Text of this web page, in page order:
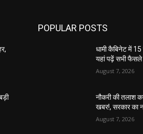
POPULAR POSTS
धामी कैबिनेट में 15
यहां पढ़ें सभी फैसले
August 7, 2026
नौकरी की तलाश
खबर!, सरकार का
August 7, 2026